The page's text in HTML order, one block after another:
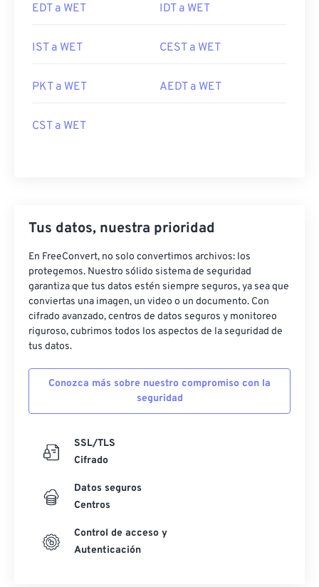
EDT a WET IDT a WET
IST a WET CEST a WET
PKT a WET AEDT a WET
CST a WET
Tus datos, nuestra prioridad
En FreeConvert, no solo convertimos archivos: los
protegemos. Nuestro sólido sistema de seguridad
garantiza que tus datos estén siempre seguros, ya sea que
conviertas una imagen, un video o un documento. Con
cifrado avanzado, centros de datos seguros y monitoreo
riguroso, cubrimos todos los aspectos de la seguridad de
tus datos.
Conozca más sobre nuestro compromiso con la
seguridad
SSL/TLS
Cifrado
Datos seguros
Centros
Control de acceso y
Autenticación